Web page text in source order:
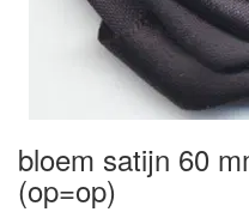
bloem satijn 60
(op=op)